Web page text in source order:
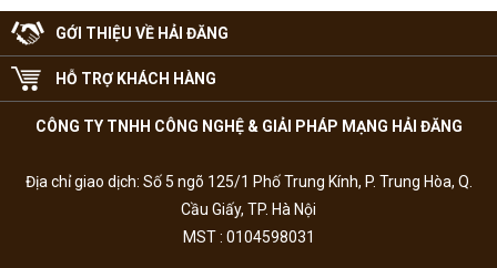
GỚI THIỆU VỀ HẢI ĐĂNG
HỖ TRỢ KHÁCH HÀNG
CÔNG TY TNHH CÔNG NGHỆ & GIẢI PHÁP MẠNG HẢI ĐĂNG
Địa chỉ giao dịch: Số 5 ngõ 125/1 Phố Trung Kính, P. Trung Hòa, Q.
Cầu Giấy, TP. Hà Nội
MST : 0104598031